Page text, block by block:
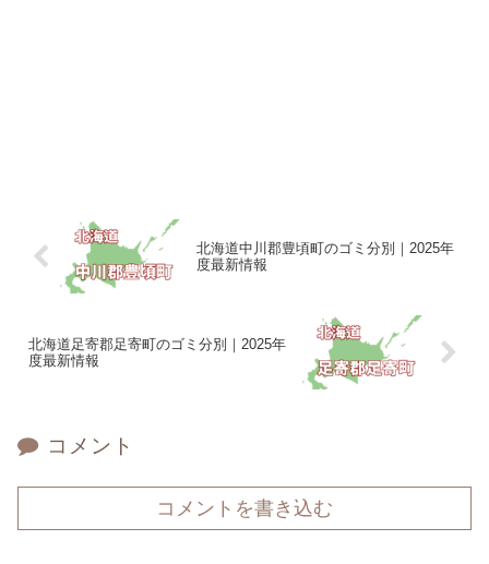
北海道中川郡豊頃町のゴミ分別｜2025年
度最新情報
北海道足寄郡足寄町のゴミ分別｜2025年
度最新情報
コメント
コメントを書き込む